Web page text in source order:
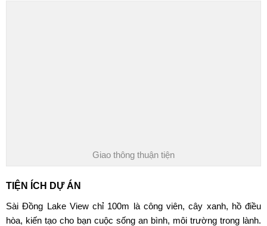
Giao thông thuận tiện
TIỆN ÍCH DỰ ÁN
Sài Đồng Lake View chỉ 100m là công viên, cây xanh, hồ điều
hòa, kiến tạo cho bạn cuộc sống an bình, môi trường trong lành.